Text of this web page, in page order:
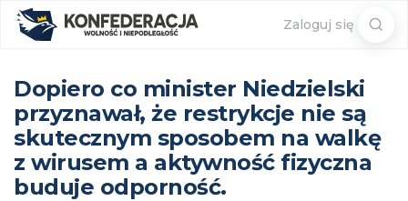
Zaloguj się
Dopiero co minister Niedzielski
przyznawał, że restrykcje nie są
skutecznym sposobem na walkę
z wirusem a aktywność fizyczna
buduje odporność.